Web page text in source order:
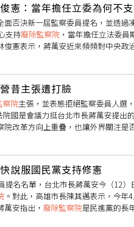
與地方都應持續關注民眾最在意的
需求，把重心放在城市治理與市政
憲：當年擔任立委為何不
否決新一屆監察委員提名，並透過
支持廢除監察院 ，當年擔任立法委
憲表示，蔣萬安近來頻頻對中央政
的立場應接受檢驗，尤其廢除考試
相關修憲案。林俊憲指出，2020年
憲門檻極高，除需朝野共同支持外，
憲，在野黨態度因此成為關鍵。他
，甚至國民黨團過去在修憲委員會
瑤也表示，蔣萬安擔任立委期間，
外界質疑其立場前後不一。吳思瑤
態。她也批評，身為地方首長更應
。她表示，監察院存廢涉及憲政體
動改革，應回到制度層面凝聚社會
昔主張遭打臉
察院主張，並表態拒絕監察委員人選
國是會議力挺台北市長蔣萬安提出
改革方向上重疊，也讓外界關注是
、落實單一國會」列入重要
以直接刪掉吧？」質疑藍白掌握國
為政治焦點。這場攻防也讓民進黨過
家人權委員會作為監察院轉型的起
後卻持續進行監委提名作業，形成
由公民複決。立法院過去數屆均曾
移轉修憲進行研析，但仍停留在討
說服國民黨支持修憲
名名單，台北市長蔣萬安今（12
。對此，高雄市長陳其邁表示，今年
安指出， 廢除監察院是民進黨的長
就應該要支持修憲
。